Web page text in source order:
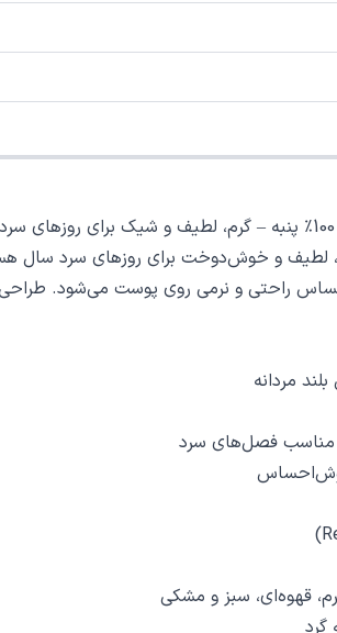
لطیف و خوش‌دوخت برای روزهای سرد سال
راحتی و نرمی روی پوست می‌شود. طراحی
مردانه
مناسب فصل‌های سرد
قهوه‌ای، سبز و مشکی
گرد